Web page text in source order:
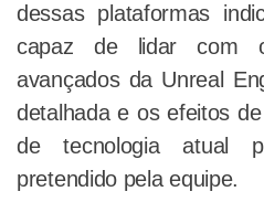
dessas plataformas
capaz de lidar com
avançados da Unreal
detalhada e os efeitos
de tecnologia atual
pretendido pela equipe.